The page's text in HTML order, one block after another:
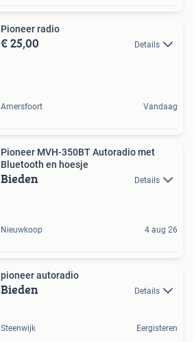
Pioneer radio
€ 25,00 Details
Amersfoort Vandaag
Pioneer MVH-350BT Autoradio met
Bluetooth en hoesje
Bieden Details
Nieuwkoop 4 aug 26
pioneer autoradio
Bieden Details
Steenwijk Eergisteren